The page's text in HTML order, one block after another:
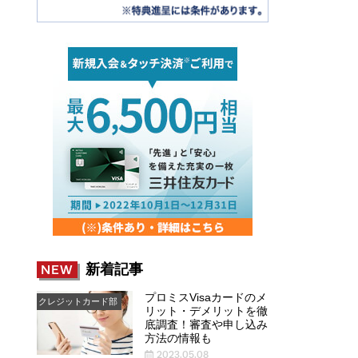
NEW 新着記事
クレジットカード部
プロミスVisaカードのメ
リット・デメリットを徹
底調査！審査や申し込み
方法の情報も
2023.05.08